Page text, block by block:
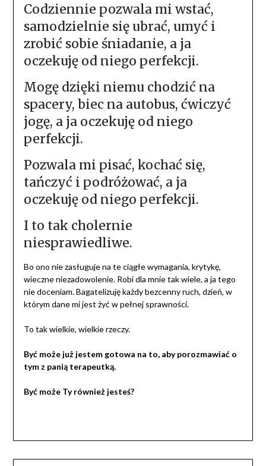
Codziennie pozwala mi wstać,
samodzielnie się ubrać, umyć i
zrobić sobie śniadanie, a ja
oczekuję od niego perfekcji.
Mogę dzięki niemu chodzić na
spacery, biec na autobus, ćwiczyć
jogę, a ja oczekuję od niego
perfekcji.
Pozwala mi pisać, kochać się,
tańczyć i podróżować, a ja
oczekuję od niego perfekcji.
I to tak cholernie
niesprawiedliwe.
Bo ono nie zasługuje na te ciągłe wymagania, krytykę,
wieczne niezadowolenie. Robi dla mnie tak wiele, a ja tego
nie doceniam. Bagatelizuję każdy bezcenny ruch, dzień, w
którym dane mi jest żyć w pełnej sprawności.
To tak wielkie, wielkie rzeczy.
Być może już jestem gotowa na to, aby porozmawiać o
tym z panią terapeutką.
Być może Ty również jesteś?